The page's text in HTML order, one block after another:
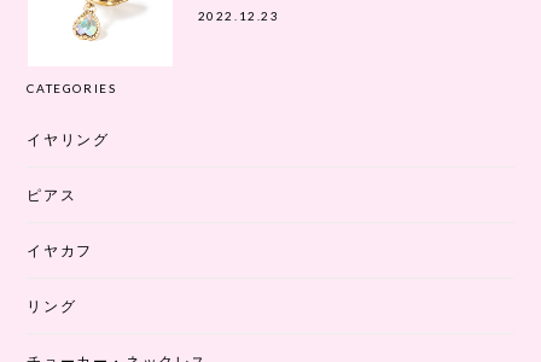
2022.12.23
CATEGORIES
イヤリング
ピアス
イヤカフ
リング